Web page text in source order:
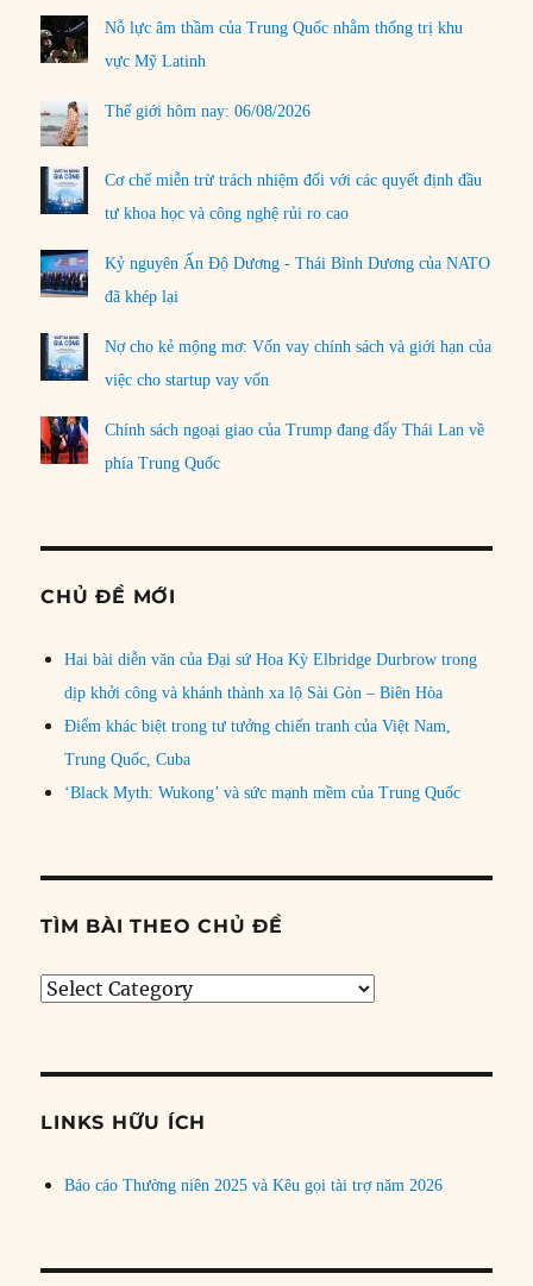
Nỗ lực âm thầm của Trung Quốc nhằm thống trị khu
vực Mỹ Latinh
Thế giới hôm nay: 06/08/2026
Cơ chế miễn trừ trách nhiệm đối với các quyết định đầu
tư khoa học và công nghệ rủi ro cao
Kỷ nguyên Ấn Độ Dương - Thái Bình Dương của NATO
đã khép lại
Nợ cho kẻ mộng mơ: Vốn vay chính sách và giới hạn của
việc cho startup vay vốn
Chính sách ngoại giao của Trump đang đẩy Thái Lan về
phía Trung Quốc
CHỦ ĐỀ MỚI
Hai bài diễn văn của Đại sứ Hoa Kỳ Elbridge Durbrow trong
dịp khởi công và khánh thành xa lộ Sài Gòn – Biên Hòa
Điểm khác biệt trong tư tưởng chiến tranh của Việt Nam,
Trung Quốc, Cuba
‘Black Myth: Wukong’ và sức mạnh mềm của Trung Quốc
TÌM BÀI THEO CHỦ ĐỀ
Tìm
đề
LINKS HỮU ÍCH
Báo cáo Thường niên 2025 và Kêu gọi tài trợ năm 2026